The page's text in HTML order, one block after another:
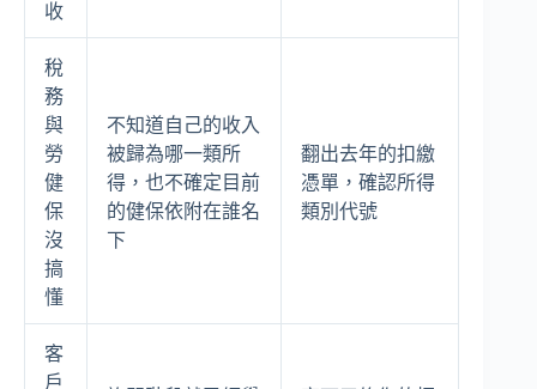
收
稅
務
與
勞
健
保
沒
搞
懂
不知道自己的收入
被歸為哪一類所
得，也不確定目前
的健保依附在誰名
下
翻出去年的扣繳
憑單，確認所得
類別代號
客
戶